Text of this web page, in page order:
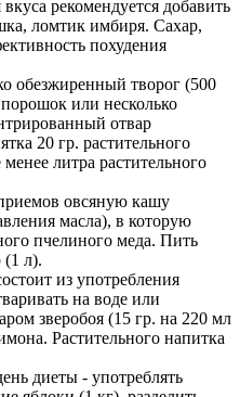
рекомендуется добавить
ломтик имбиря. Сахар,
похудения
обезжиренный творог (500
или несколько
отвар
20 гр. растительного
литра растительного
овсяную кашу
масла), в которую
пчелиного меда. Пить
(1 л).
из употребления
на воде или
зверобоя (15 гр. на 220 мл
Растительного напитка
диеты - употреблять